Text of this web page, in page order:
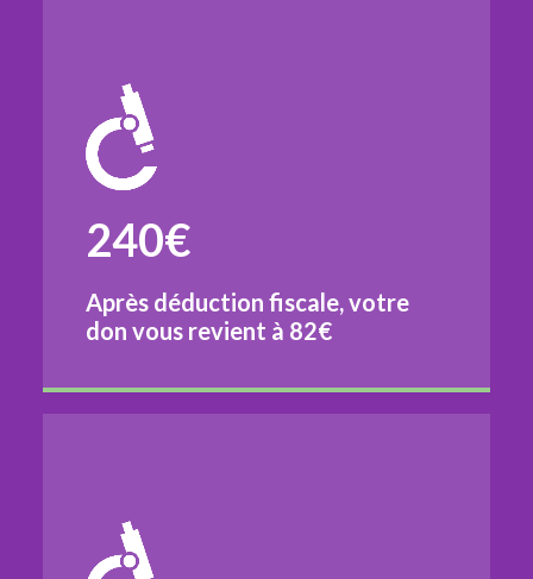
240€
Après déduction fiscale, votre
don vous revient à 82€